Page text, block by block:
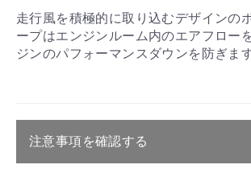
走行風を積極的に取り込むデザインの
ープはエンジンルーム内のエアフロー
ジンのパフォーマンスダウンを防ぎます
注意事項を確認する